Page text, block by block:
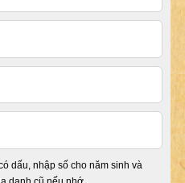
dấu, nhập số cho năm sinh và